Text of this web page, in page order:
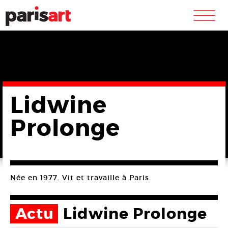
m
Lidwine
Prolonge
Née en 1977. Vit et travaille à Paris.
Actu Lidwine Prolonge